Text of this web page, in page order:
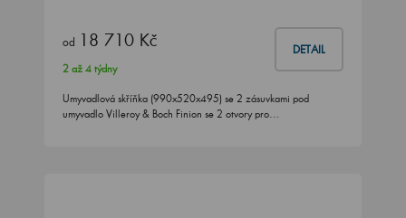
od 18 710 Kč DETAIL
2 až 4 týdny
Umyvadlová skříňka (990x520x495) se 2 zásuvkami pod
umyvadlo Villeroy & Boch Finion se 2 otvory pro…